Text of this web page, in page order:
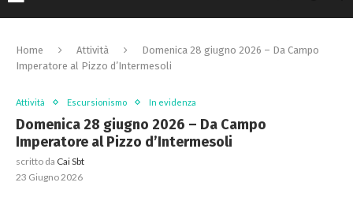
Home Attività
Domenica 28 giugno 2026 – Da Campo
Imperatore al Pizzo d’Intermesoli
Attività Escursionismo In evidenza
Domenica 28 giugno 2026 – Da Campo
Imperatore al Pizzo d’Intermesoli
scritto da Cai Sbt
23 Giugno 2026